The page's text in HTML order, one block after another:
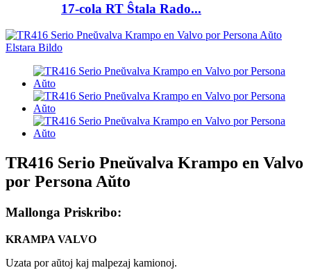
17-cola RT Ŝtala Rado...
TR416 Serio Pneŭvalva Krampo en Valvo
por Persona Aŭto
Mallonga Priskribo:
KRAMPA VALVO
Uzata por aŭtoj kaj malpezaj kamionoj.